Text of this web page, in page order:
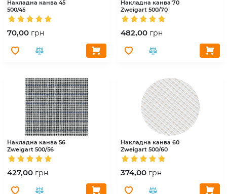
Накладна канва 45
500/45
70,00 грн
Накладна канва 70
Zweigart 500/70
482,00 грн
Накладна канва 56
Zweigart 500/56
427,00 грн
Накладна канва 60
Zweigart 500/60
374,00 грн